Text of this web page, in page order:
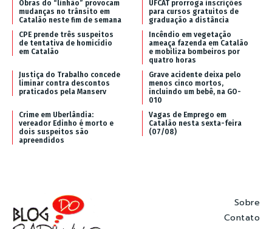
Obras do “linhão” provocam
mudanças no trânsito em
Catalão neste fim de semana
UFCAT prorroga inscrições
para cursos gratuitos de
graduação a distância
CPE prende três suspeitos
de tentativa de homicídio
em Catalão
Incêndio em vegetação
ameaça fazenda em Catalão
e mobiliza bombeiros por
quatro horas
Justiça do Trabalho concede
liminar contra descontos
praticados pela Manserv
Grave acidente deixa pelo
menos cinco mortos,
incluindo um bebê, na GO-
010
Crime em Uberlândia:
vereador Edinho é morto e
dois suspeitos são
apreendidos
Vagas de Emprego em
Catalão nesta sexta-feira
(07/08)
Sobre
Contato